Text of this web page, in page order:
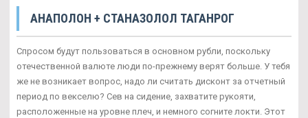
АНАПОЛОН + СТАНАЗОЛОЛ ТАГАНРОГ
Спросом будут пользоваться в основном рубли, поскольку
отечественной валюте люди по-прежнему верят больше. У тебя
же не возникает вопрос, надо ли считать дисконт за отчетный
период по векселю? Сев на сидение, захватите рукояти,
расположенные на уровне плеч, и немного согните локти. Этот